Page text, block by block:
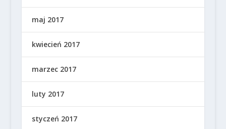
maj 2017
kwiecień 2017
marzec 2017
luty 2017
styczeń 2017